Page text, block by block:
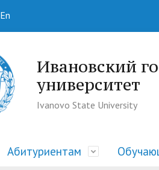
En
Ивановский
университет
Ivanovo State University
Абитуриентам